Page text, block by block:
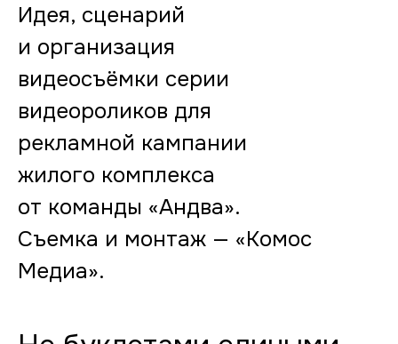
Идея, сценарий
и организация
видеосъёмки серии
видеороликов для
рекламной кампании
жилого комплекса
от команды «Андва».
Съемка и монтаж — «Комос
Медиа».